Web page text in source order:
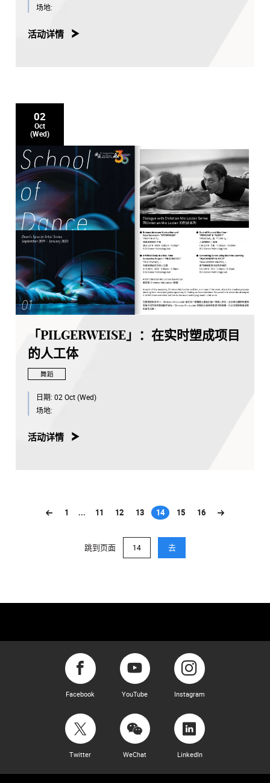
场地:
活动详情
02
Oct
(Wed)
「PILGERWEISE」：在实时塑成项目
的人工体
舞蹈
日期: 02 Oct (Wed)
场地:
活动详情
1 ... 11 12 13 14
(current)
15 16
跳到页面 去
Facebook YouTube Instagram
Twitter WeChat LinkedIn